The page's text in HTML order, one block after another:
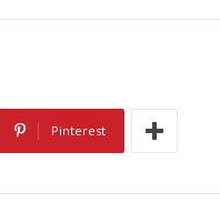
Pinterest